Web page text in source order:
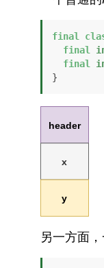
final
final
final
}
另一方面